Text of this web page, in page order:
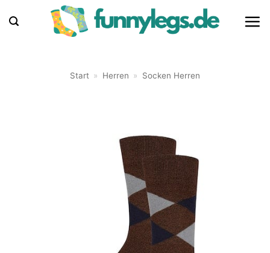
Inhalt
Start » Herren » Socken Herren